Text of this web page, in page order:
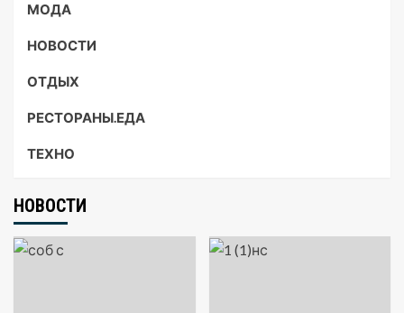
МОДА
НОВОСТИ
ОТДЫХ
РЕСТОРАНЫ.ЕДА
ТЕХНО
НОВОСТИ